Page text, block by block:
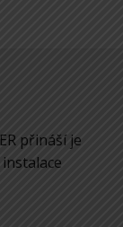
přináší je